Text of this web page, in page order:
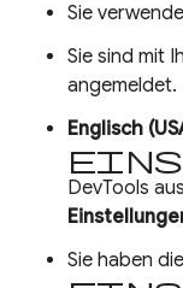
Sie
Sie sind mit
angemeldet.
Englisch
DevTools
Sie haben die